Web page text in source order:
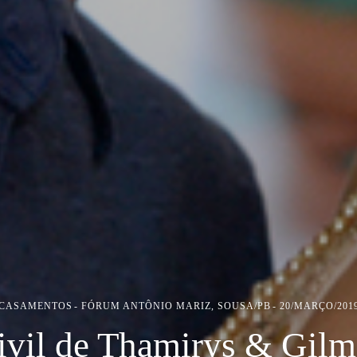
FÓRUM ANTÔNIO MARIZ, SOUSA/PB 20/MARÇO/
de Thamirys &